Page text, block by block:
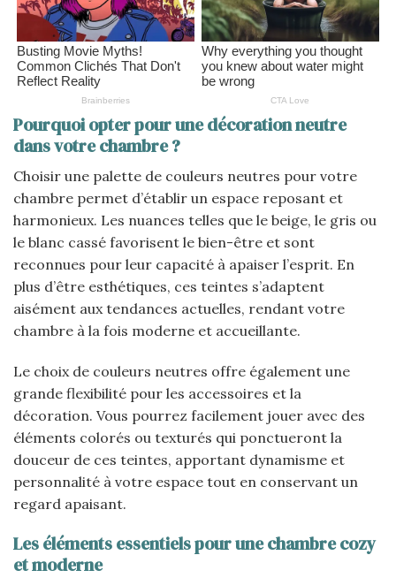
Pourquoi opter pour une décoration neutre
dans votre chambre ?
Choisir une palette de couleurs neutres pour votre
chambre permet d’établir un espace reposant et
harmonieux. Les nuances telles que le beige, le gris ou
le blanc cassé favorisent le bien-être et sont
reconnues pour leur capacité à apaiser l’esprit. En
plus d’être esthétiques, ces teintes s’adaptent
aisément aux tendances actuelles, rendant votre
chambre à la fois moderne et accueillante.
Le choix de couleurs neutres offre également une
grande flexibilité pour les accessoires et la
décoration. Vous pourrez facilement jouer avec des
éléments colorés ou texturés qui ponctueront la
douceur de ces teintes, apportant dynamisme et
personnalité à votre espace tout en conservant un
regard apaisant.
Les éléments essentiels pour une chambre cozy
et moderne